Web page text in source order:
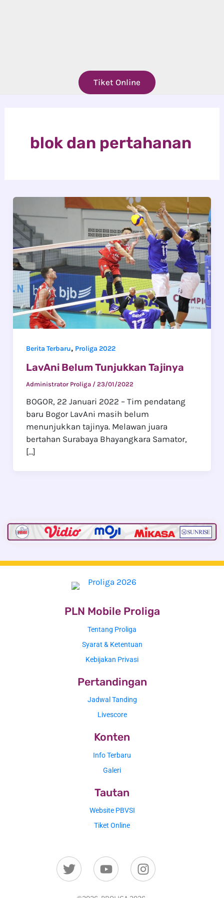
Tiket Online
blok dan pertahanan
Berita Terbaru, Proliga 2022
LavAni Belum Tunjukkan Tajinya
Administrator Proliga / 23/01/2022
BOGOR, 22 Januari 2022 – Tim pendatang
baru Bogor LavAni masih belum
menunjukkan tajinya. Melawan juara
bertahan Surabaya Bhayangkara Samator,
[…]
PLN Mobile Proliga
Tentang Proliga
Syarat & Ketentuan
Kebijakan Privasi
Pertandingan
Jadwal Tanding
Livescore
Konten
Info Terbaru
Galeri
Tautan
Website PBVSI
Tiket Online
TwitterYoutubeInstagram